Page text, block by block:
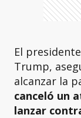
El
Trump,
alcanzar la
canceló un
lanzar